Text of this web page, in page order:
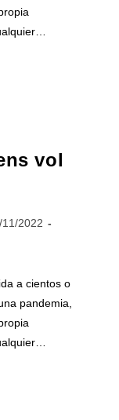
vol
11/2022
a cientos o
pandemia,